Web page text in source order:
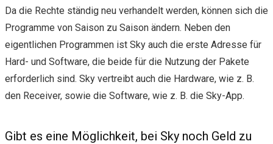
Da die Rechte ständig neu verhandelt werden, können sich die
Programme von Saison zu Saison ändern. Neben den
eigentlichen Programmen ist Sky auch die erste Adresse für
Hard- und Software, die beide für die Nutzung der Pakete
erforderlich sind. Sky vertreibt auch die Hardware, wie z. B.
den Receiver, sowie die Software, wie z. B. die Sky-App.
Gibt es eine Möglichkeit, bei Sky noch Geld zu